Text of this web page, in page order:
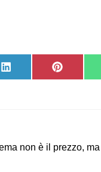
Share
on
Share
on
non è il prezzo,